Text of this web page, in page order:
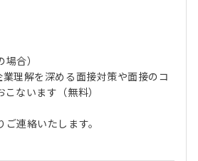
合）
理解を深める面接対策や面接のコ
ないます（無料）
連絡いたします。